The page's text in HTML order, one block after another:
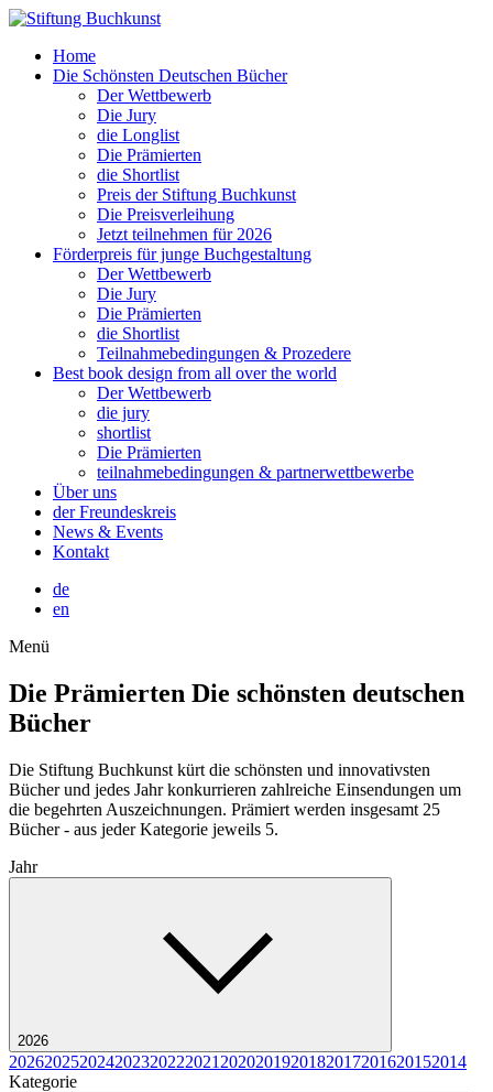
Home
Die Schönsten Deutschen Bücher
Der Wettbewerb
Die Jury
die Longlist
Die Prämierten
die Shortlist
Preis der Stiftung Buchkunst
Die Preisverleihung
Jetzt teilnehmen für 2026
Förderpreis für junge Buchgestaltung
Der Wettbewerb
Die Jury
Die Prämierten
die Shortlist
Teilnahmebedingungen & Prozedere
Best book design from all over the world
Der Wettbewerb
die jury
shortlist
Die Prämierten
teilnahmebedingungen & partnerwettbewerbe
Über uns
der Freundeskreis
News & Events
Kontakt
de
en
Menü
Die Prämierten Die schönsten deutschen
Bücher
Die Stiftung Buchkunst kürt die schönsten und innovativsten
Bücher und jedes Jahr konkurrieren zahlreiche Einsendungen um
die begehrten Auszeichnungen. Prämiert werden insgesamt 25
Bücher - aus jeder Kategorie jeweils 5.
Jahr
2026
202620252024202320222021 2020201920182017201620152014
Kategorie